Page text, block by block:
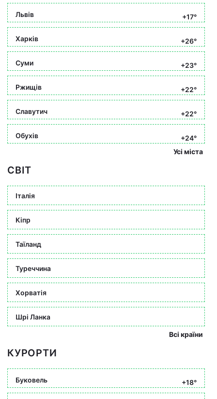
Львів +17°
Харків +26°
Суми +23°
Ржищів +22°
Славутич +22°
Обухів
+24°
Усі міста
СВІТ
Італія
Кіпр
Таїланд
Туреччина
Хорватія
Шрі Ланка
Всі країни
КУРОРТИ
Буковель +18°